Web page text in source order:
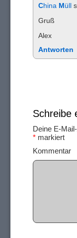
China M üll
Gruß
Alex
Antworten
Schreibe
Deine E-
* markiert